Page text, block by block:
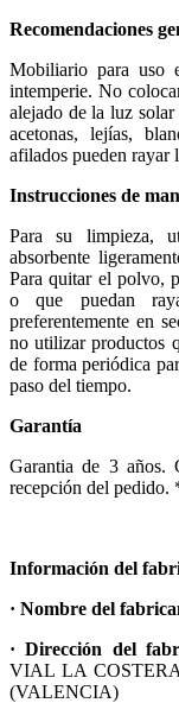
Recomendaciones
Mobiliario para uso
intemperie. No
alejado de la luz
acetonas, lejías,
afilados pueden rayar
Instrucciones de
Para su limpieza,
absorbente
Para quitar el polvo,
o que puedan
preferentemente en
no utilizar productos
de forma periódica
paso del tiempo.
Garantía
Garantia de 3 años.
recepción del pedido.
Información del
· Nombre del
· Dirección del
VIAL LA
(VALENCIA)